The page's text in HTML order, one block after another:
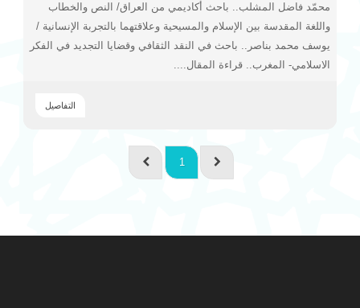
محمّد فاضل المشلب.. باحث أكاديمي من العراق/ النص والخطاب
واللغة المقدسة بين الإسلام والمسيحية وعلاقتهما بالتجربة الإنسانية /
يوسف محمد بناصر.. باحث في النقد الثقافي وقضايا التجديد في الفكر
الاسلامي- المغرب.. قراءة المقال....
التفاصيل
1